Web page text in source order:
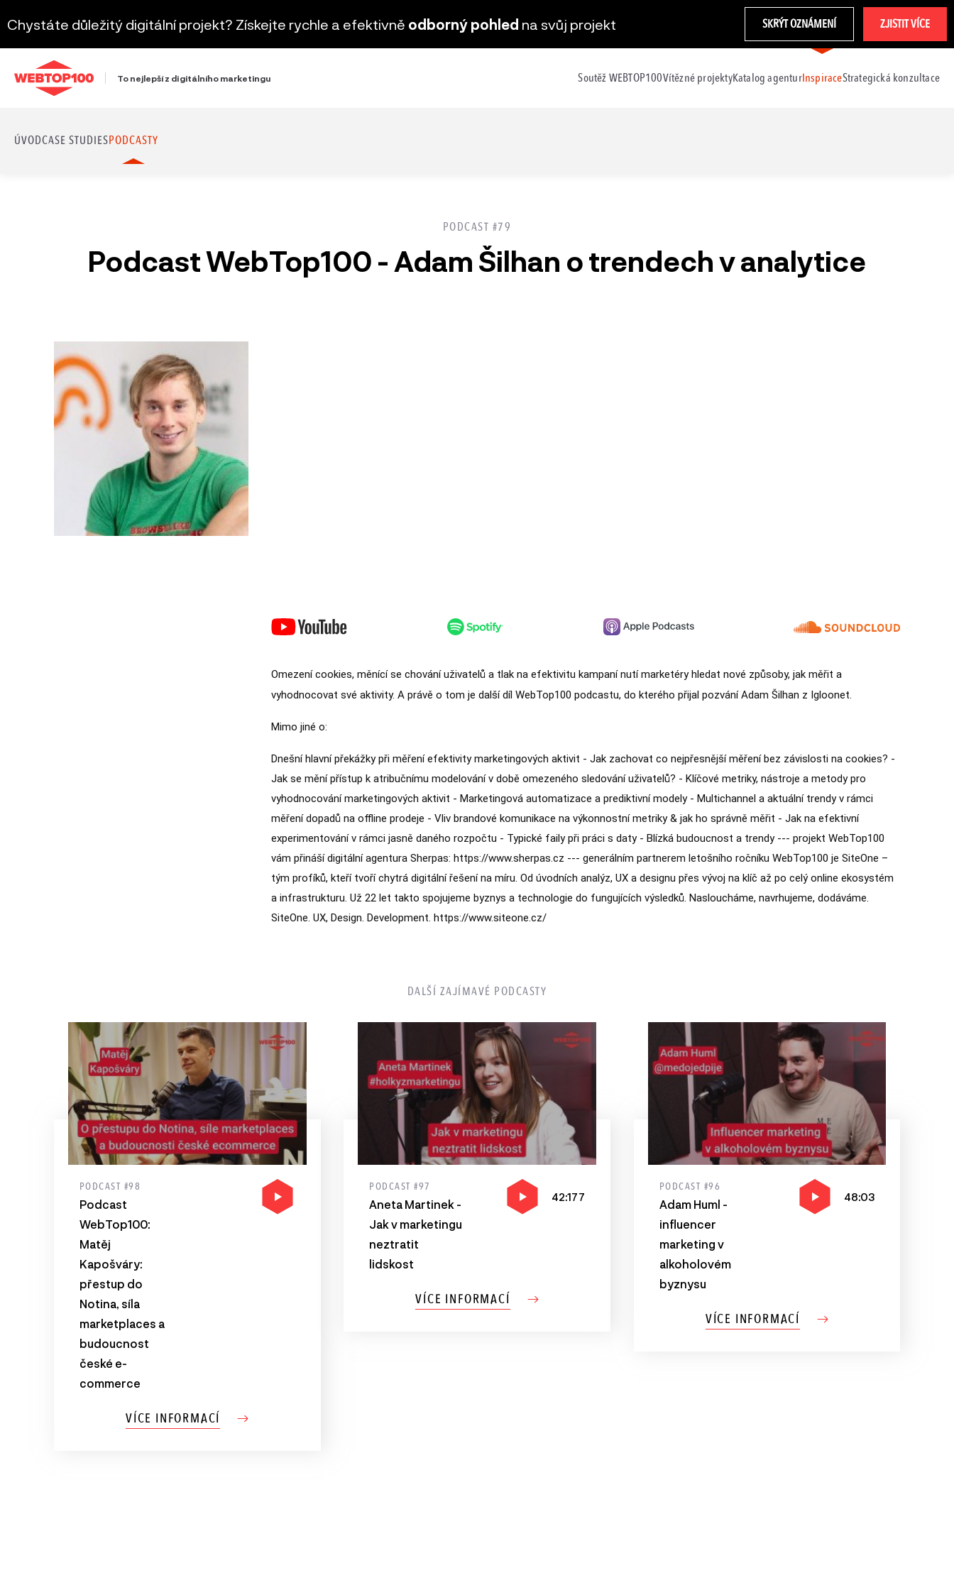
Chystáte důležitý digitální projekt? Získejte rychle a efektivně odborný pohled na svůj projekt SKRÝT OZNÁMENÍ ZJISTIT VÍCE
To nejlepší z digitálního marketingu Soutěž WEBTOP100Vítězné projektyKatalog agenturInspiraceStrategická konzultace
ÚVODCASE STUDIESPODCASTY
PODCAST #79
Podcast WebTop100 - Adam Šilhan o trendech v analytice
Omezení cookies, měnící se chování uživatelů a tlak na efektivitu kampaní nutí marketéry hledat nové způsoby, jak měřit a
vyhodnocovat své aktivity. A právě o tom je další díl WebTop100 podcastu, do kterého přijal pozvání Adam Šilhan z Igloonet.
Mimo jiné o:
Dnešní hlavní překážky při měření efektivity marketingových aktivit - Jak zachovat co nejpřesnější měření bez závislosti na cookies? -
Jak se mění přístup k atribučnímu modelování v době omezeného sledování uživatelů? - Klíčové metriky, nástroje a metody pro
vyhodnocování marketingových aktivit - Marketingová automatizace a prediktivní modely - Multichannel a aktuální trendy v rámci
měření dopadů na offline prodeje - Vliv brandové komunikace na výkonnostní metriky & jak ho správně měřit - Jak na efektivní
experimentování v rámci jasně daného rozpočtu - Typické faily při práci s daty - Blízká budoucnost a trendy --- projekt WebTop100
vám přináší digitální agentura Sherpas: https://www.sherpas.cz --- generálním partnerem letošního ročníku WebTop100 je SiteOne –
tým profíků, kteří tvoří chytrá digitální řešení na míru. Od úvodních analýz, UX a designu přes vývoj na klíč až po celý online ekosystém
a infrastrukturu. Už 22 let takto spojujeme byznys a technologie do fungujících výsledků. Nasloucháme, navrhujeme, dodáváme.
SiteOne. UX, Design. Development. https://www.siteone.cz/
DALŠÍ ZAJÍMAVÉ PODCASTY
PODCAST #98
Podcast
WebTop100:
Matěj
Kapošváry:
přestup do
Notina, síla
marketplaces a
budoucnost
české e-
commerce
VÍCE INFORMACÍ
PODCAST #97
Aneta Martinek -
Jak v marketingu
neztratit
lidskost
42:177
VÍCE INFORMACÍ
PODCAST #96
Adam Huml -
influencer
marketing v
alkoholovém
byznysu
48:03
VÍCE INFORMACÍ